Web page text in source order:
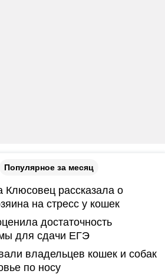
Популярное за месяц
Клюсовец рассказала о
на стресс у кошек
достаточность
для сдачи ЕГЭ
владельцев кошек и собак
по носу